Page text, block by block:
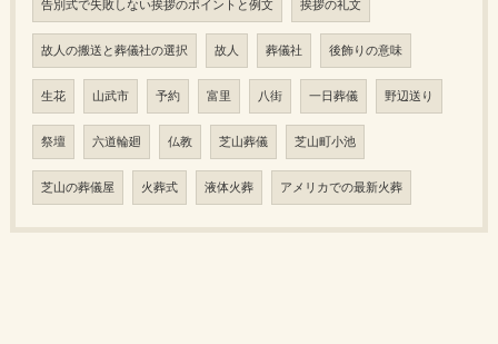
告別式で失敗しない挨拶のポイントと例文 挨拶の礼文
故人の搬送と葬儀社の選択 故人 葬儀社 後飾りの意味
生花 山武市 予約 富里 八街 一日葬儀 野辺送り
祭壇 六道輪廻 仏教 芝山葬儀 芝山町小池
芝山の葬儀屋 火葬式 液体火葬 アメリカでの最新火葬